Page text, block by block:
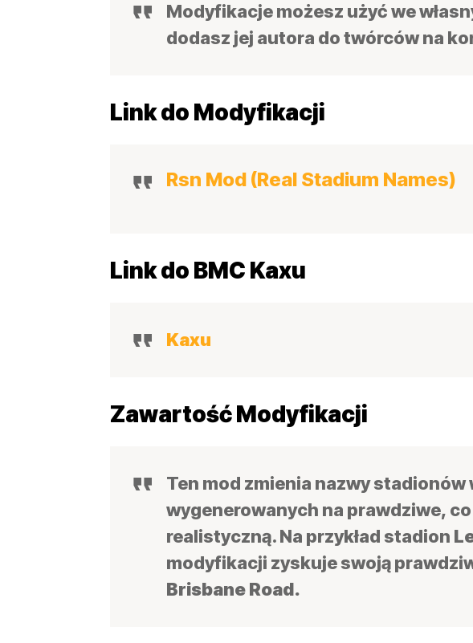
Modyfikacje możesz użyć we
dodasz jej autora do twórców na
Link do Modyfikacji
Rsn Mod (Real Stadium Names)
Link do BMC Kaxu
Kaxu
Zawartość Modyfikacji
Ten mod zmienia nazwy stadionów
wygenerowanych na prawdziwe,
realistyczną. Na przykład stadion
modyfikacji zyskuje swoją
Brisbane Road.